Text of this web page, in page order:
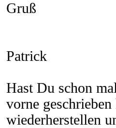
Gruß
Patrick
Hast Du schon
vorne
wiederherstellen